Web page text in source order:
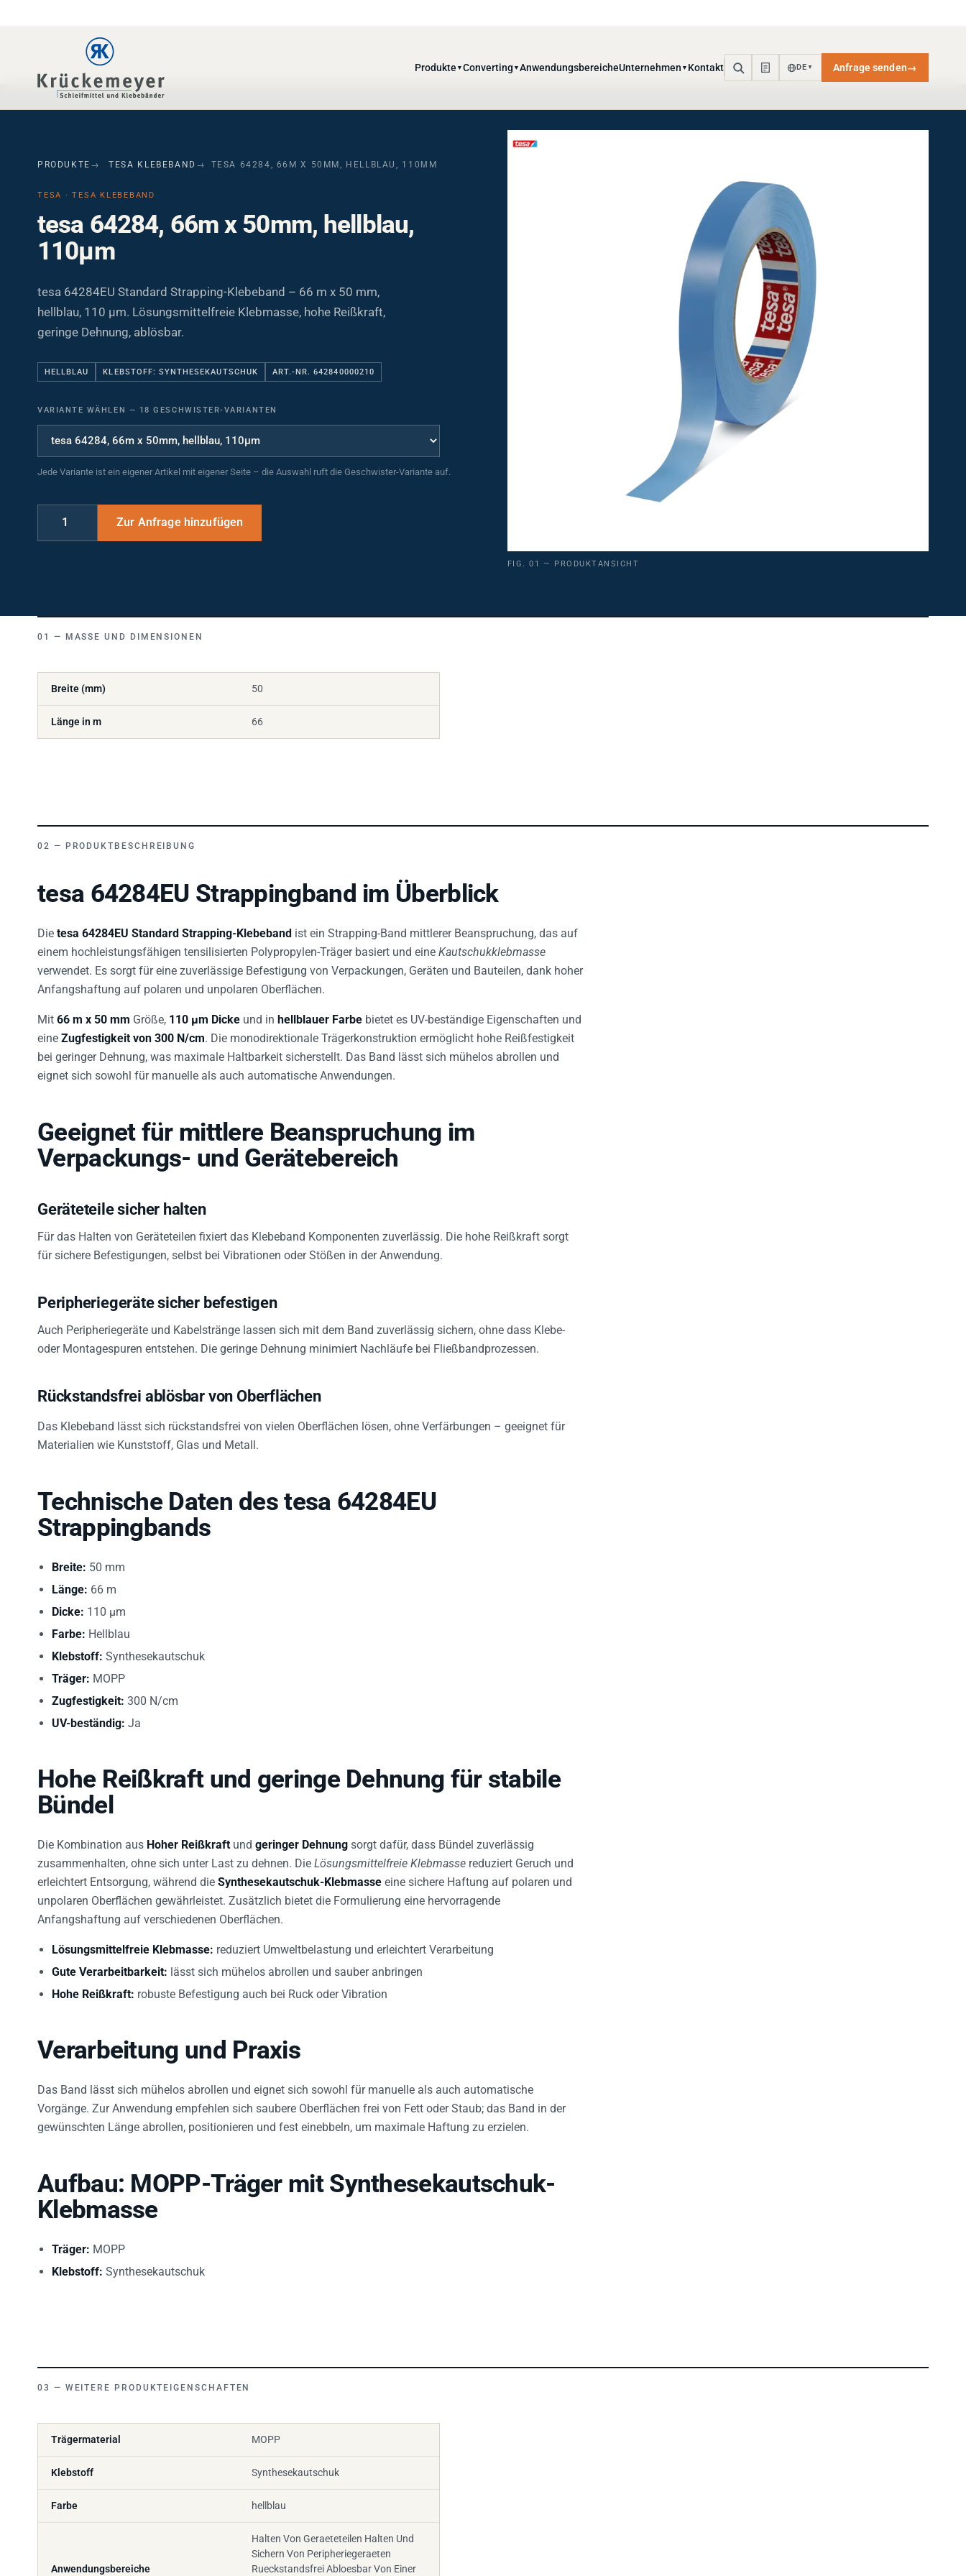
PRODUKTE TESA KLEBEBAND TESA 64284, 66M X 50MM, HELLBLAU, 110ΜM
TESA · TESA KLEBEBAND
tesa 64284, 66m x 50mm, hellblau,
110µm
tesa 64284EU Standard Strapping-Klebeband – 66 m x 50 mm,
hellblau, 110 µm. Lösungsmittelfreie Klebmasse, hohe Reißkraft,
geringe Dehnung, ablösbar.
HELLBLAU KLEBSTOFF: SYNTHESEKAUTSCHUK ART.-NR. 642840000210
VARIANTE WÄHLEN — 18 GESCHWISTER-VARIANTEN
Jede Variante ist ein eigener Artikel mit eigener Seite – die Auswahl ruft die Geschwister-Variante auf.
FIG. 01 — PRODUKTANSICHT
MASSE UND DIMENSIONEN
Breite (mm) 50
Länge in m 66
PRODUKTBESCHREIBUNG
tesa 64284EU Strappingband im Überblick
Die tesa 64284EU Standard Strapping-Klebeband ist ein Strapping-Band mittlerer Beanspruchung, das auf
einem hochleistungsfähigen tensilisierten Polypropylen-Träger basiert und eine Kautschukklebmasse
verwendet. Es sorgt für eine zuverlässige Befestigung von Verpackungen, Geräten und Bauteilen, dank hoher
Anfangshaftung auf polaren und unpolaren Oberflächen.
Mit 66 m x 50 mm Größe, 110 µm Dicke und in hellblauer Farbe bietet es UV-beständige Eigenschaften und
eine Zugfestigkeit von 300 N/cm. Die monodirektionale Trägerkonstruktion ermöglicht hohe Reißfestigkeit
bei geringer Dehnung, was maximale Haltbarkeit sicherstellt. Das Band lässt sich mühelos abrollen und
eignet sich sowohl für manuelle als auch automatische Anwendungen.
Geeignet für mittlere Beanspruchung im
Verpackungs- und Gerätebereich
Geräteteile sicher halten
Für das Halten von Geräteteilen fixiert das Klebeband Komponenten zuverlässig. Die hohe Reißkraft sorgt
für sichere Befestigungen, selbst bei Vibrationen oder Stößen in der Anwendung.
Peripheriegeräte sicher befestigen
Auch Peripheriegeräte und Kabelstränge lassen sich mit dem Band zuverlässig sichern, ohne dass Klebe-
oder Montagespuren entstehen. Die geringe Dehnung minimiert Nachläufe bei Fließbandprozessen.
Rückstandsfrei ablösbar von Oberflächen
Das Klebeband lässt sich rückstandsfrei von vielen Oberflächen lösen, ohne Verfärbungen – geeignet für
Materialien wie Kunststoff, Glas und Metall.
Technische Daten des tesa 64284EU
Strappingbands
Breite: 50 mm
Länge: 66 m
Dicke: 110 µm
Farbe: Hellblau
Klebstoff: Synthesekautschuk
Träger: MOPP
Zugfestigkeit: 300 N/cm
UV-beständig: Ja
Hohe Reißkraft und geringe Dehnung für stabile
Bündel
Die Kombination aus Hoher Reißkraft und geringer Dehnung sorgt dafür, dass Bündel zuverlässig
zusammenhalten, ohne sich unter Last zu dehnen. Die Lösungsmittelfreie Klebmasse reduziert Geruch und
erleichtert Entsorgung, während die Synthesekautschuk-Klebmasse eine sichere Haftung auf polaren und
unpolaren Oberflächen gewährleistet. Zusätzlich bietet die Formulierung eine hervorragende
Anfangshaftung auf verschiedenen Oberflächen.
Lösungsmittelfreie Klebmasse: reduziert Umweltbelastung und erleichtert Verarbeitung
Gute Verarbeitbarkeit: lässt sich mühelos abrollen und sauber anbringen
Hohe Reißkraft: robuste Befestigung auch bei Ruck oder Vibration
Verarbeitung und Praxis
Das Band lässt sich mühelos abrollen und eignet sich sowohl für manuelle als auch automatische
Vorgänge. Zur Anwendung empfehlen sich saubere Oberflächen frei von Fett oder Staub; das Band in der
gewünschten Länge abrollen, positionieren und fest einebbeln, um maximale Haftung zu erzielen.
Aufbau: MOPP-Träger mit Synthesekautschuk-
Klebmasse
Träger: MOPP
Klebstoff: Synthesekautschuk
WEITERE PRODUKTEIGENSCHAFTEN
Trägermaterial MOPP
Klebstoff Synthesekautschuk
Farbe hellblau
Anwendungsbereiche
Halten Von Geraeteteilen Halten Und
Sichern Von Peripheriegeraeten
Rueckstandsfrei Abloesbar Von Einer